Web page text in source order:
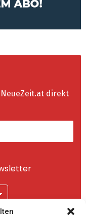
direkt